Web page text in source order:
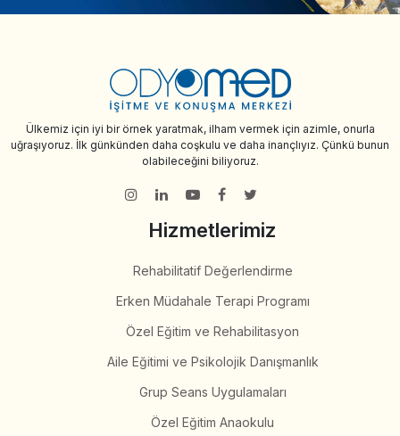
Ülkemiz için iyi bir örnek yaratmak, ilham vermek için azimle, onurla
uğraşıyoruz. İlk günkünden daha coşkulu ve daha inançlıyız. Çünkü bunun
olabileceğini biliyoruz.
Hizmetlerimiz
Rehabilitatif Değerlendirme
Erken Müdahale Terapi Programı
Özel Eğitim ve Rehabilitasyon
Aile Eğitimi ve Psikolojik Danışmanlık
Grup Seans Uygulamaları
Özel Eğitim Anaokulu